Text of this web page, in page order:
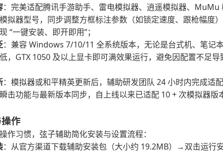
：完美适配腾讯手游助手、雷电模拟器、逍遥模拟器、MuMu
拟器型号，同步调整方框标注参数（如锁定速度、跟枪幅度
“一键安装、即开即用”；
：兼容 Windows 7/10/11 全系统版本，无论是台式机、笔记
，GTX 1050 及以上显卡即可满效果运行，避免因配置不足
：模拟器或和平精英更新后，辅助研发团队 24 小时内完成适
击功能与最新版本同步，自上线以来已适配 10 + 次模拟器版
作
作习惯，弦子辅助简化安装与设置流程：
：从官方渠道下载辅助安装包（大小约 19.2MB）→双击运行